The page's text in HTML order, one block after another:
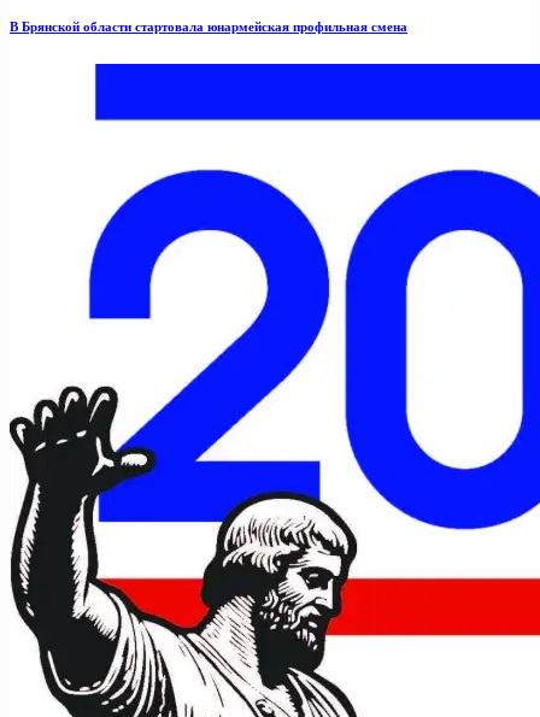
В Брянской области стартовала юнармейская профильная смена